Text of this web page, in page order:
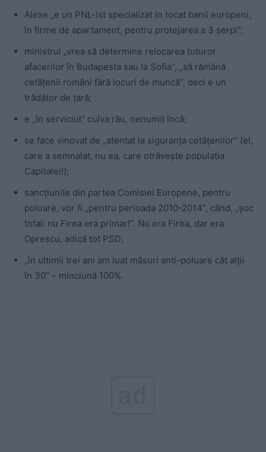
Alexe „e un PNL-ist specializat în tocat banii europeni,
în firme de apartament, pentru protejarea a 3 șerpi”;
ministrul „vrea să determine relocarea tuturor
afacerilor în Budapesta sau la Sofia”, „să rămână
cetățenii români fără locuri de muncă”, deci e un
trădător de țară;
e „în serviciul” cuiva rău, nenumit încă;
se face vinovat de „atentat la siguranța cetățenilor” (el,
care a semnalat, nu ea, care otrăvește populația
Capitalei!);
sancțiunile din partea Comisiei Europene, pentru
poluare, vor fi „pentru perioada 2010-2014”, când, „șoc
total: nu Firea era primar!”. Nu era Firea, dar era
Oprescu, adică tot PSD;
„în ultimii trei ani am luat măsuri anti-poluare cât alții
în 30” – minciună 100%.